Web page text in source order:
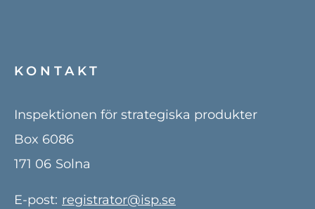
KONTAKT
Inspektionen för strategiska produkter
Box 6086
171 06 Solna
E-post: registrator@isp.se